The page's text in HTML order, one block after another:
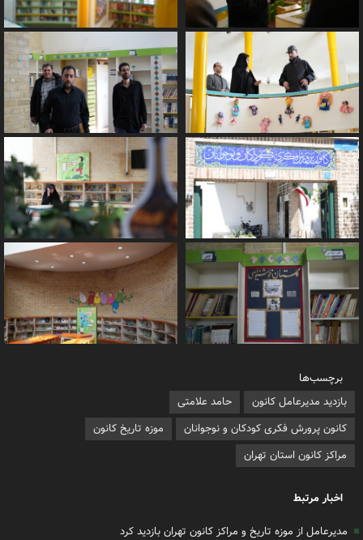
برچسب‌ها
بازدید مدیرعامل کانون
حامد علامتی
کانون پرورش فکری کودکان و نوجوانان
موزه تاریخ کانون
مراکز کانون استان تهران
اخبار مرتبط
مدیرعامل از موزه تاریخ و مراکز کانون تهران بازدید کرد